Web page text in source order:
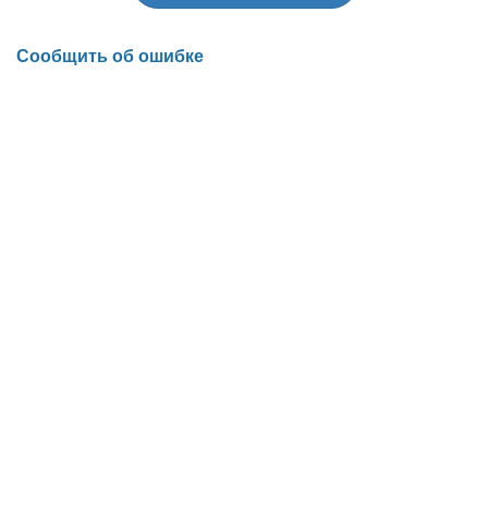
Сообщить об ошибке